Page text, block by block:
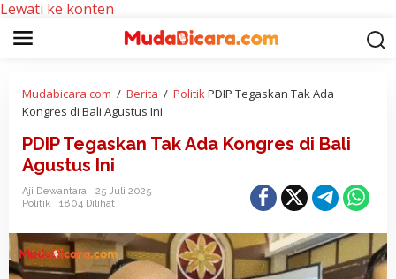
Lewati ke konten
Mudabicara.com / Berita / PolitikPDIP Tegaskan Tak Ada
Kongres di Bali Agustus Ini
PDIP Tegaskan Tak Ada Kongres di Bali
Agustus Ini
Aji Dewantara
25 Juli 2025
Politik
1804 Dilihat